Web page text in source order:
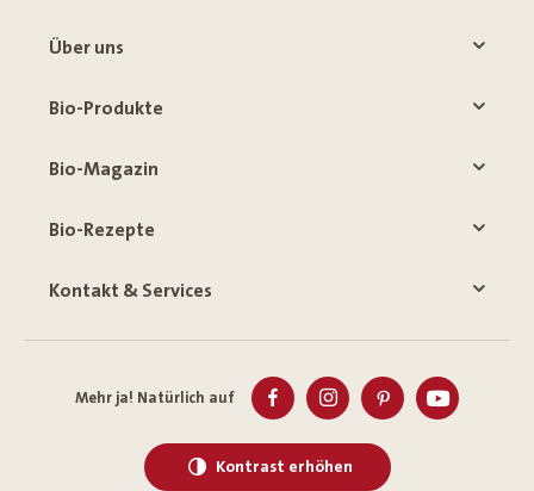
Über uns
Bio-Produkte
Bio-Magazin
Bio-Rezepte
Kontakt & Services
Mehr ja! Natürlich auf
Kontrast erhöhen